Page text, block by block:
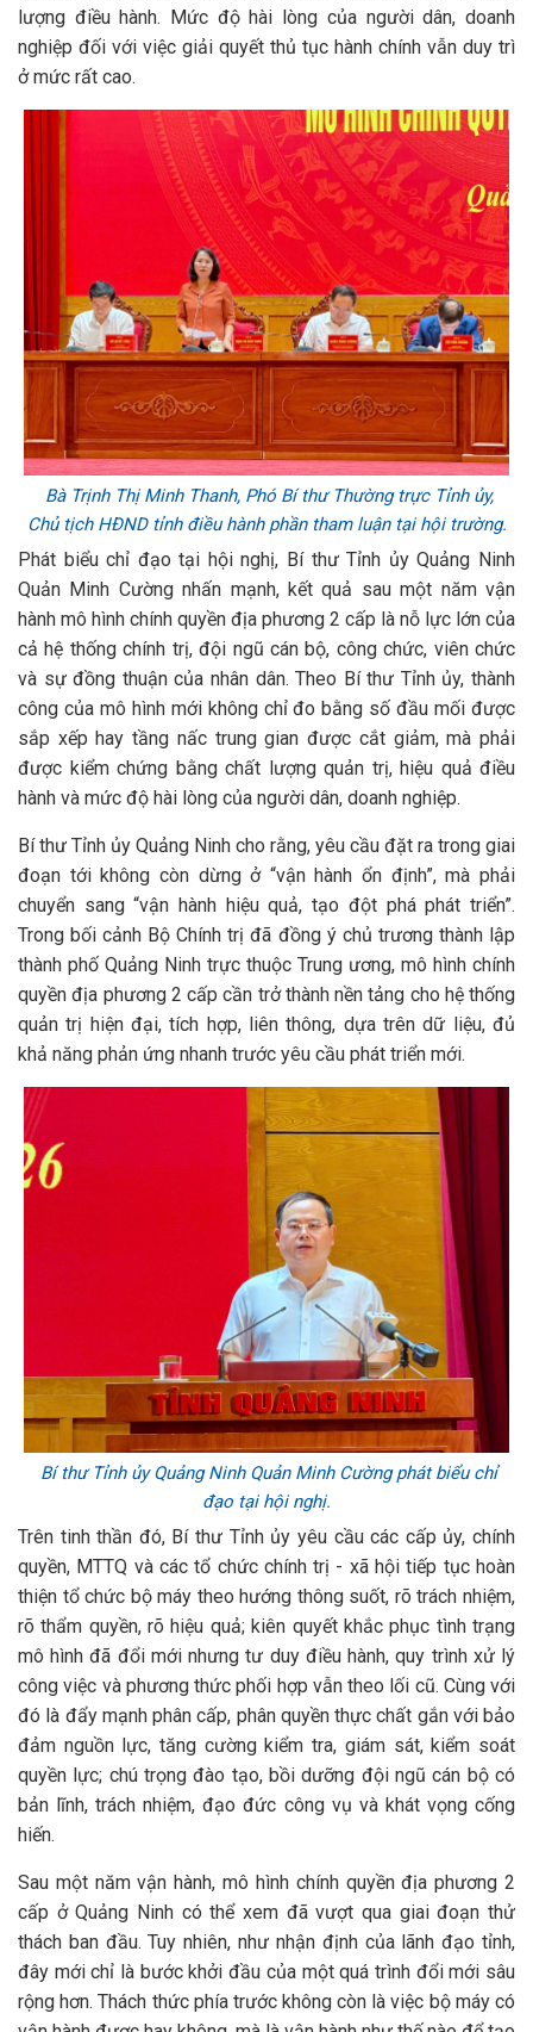
lượng điều hành. Mức độ hài lòng của người dân, doanh
nghiệp đối với việc giải quyết thủ tục hành chính vẫn duy trì
ở mức rất cao.
Bà Trịnh Thị Minh Thanh, Phó Bí thư Thường trực Tỉnh ủy,
Chủ tịch HĐND tỉnh điều hành phần tham luận tại hội trường.
Phát biểu chỉ đạo tại hội nghị, Bí thư Tỉnh ủy Quảng Ninh
Quản Minh Cường nhấn mạnh, kết quả sau một năm vận
hành mô hình chính quyền địa phương 2 cấp là nỗ lực lớn của
cả hệ thống chính trị, đội ngũ cán bộ, công chức, viên chức
và sự đồng thuận của nhân dân. Theo Bí thư Tỉnh ủy, thành
công của mô hình mới không chỉ đo bằng số đầu mối được
sắp xếp hay tầng nấc trung gian được cắt giảm, mà phải
được kiểm chứng bằng chất lượng quản trị, hiệu quả điều
hành và mức độ hài lòng của người dân, doanh nghiệp.
Bí thư Tỉnh ủy Quảng Ninh cho rằng, yêu cầu đặt ra trong giai
đoạn tới không còn dừng ở “vận hành ổn định”, mà phải
chuyển sang “vận hành hiệu quả, tạo đột phá phát triển”.
Trong bối cảnh Bộ Chính trị đã đồng ý chủ trương thành lập
thành phố Quảng Ninh trực thuộc Trung ương, mô hình chính
quyền địa phương 2 cấp cần trở thành nền tảng cho hệ thống
quản trị hiện đại, tích hợp, liên thông, dựa trên dữ liệu, đủ
khả năng phản ứng nhanh trước yêu cầu phát triển mới.
Bí thư Tỉnh ủy Quảng Ninh Quản Minh Cường phát biểu chỉ
đạo tại hội nghị.
Trên tinh thần đó, Bí thư Tỉnh ủy yêu cầu các cấp ủy, chính
quyền, MTTQ và các tổ chức chính trị - xã hội tiếp tục hoàn
thiện tổ chức bộ máy theo hướng thông suốt, rõ trách nhiệm,
rõ thẩm quyền, rõ hiệu quả; kiên quyết khắc phục tình trạng
mô hình đã đổi mới nhưng tư duy điều hành, quy trình xử lý
công việc và phương thức phối hợp vẫn theo lối cũ. Cùng với
đó là đẩy mạnh phân cấp, phân quyền thực chất gắn với bảo
đảm nguồn lực, tăng cường kiểm tra, giám sát, kiểm soát
quyền lực; chú trọng đào tạo, bồi dưỡng đội ngũ cán bộ có
bản lĩnh, trách nhiệm, đạo đức công vụ và khát vọng cống
hiến.
Sau một năm vận hành, mô hình chính quyền địa phương 2
cấp ở Quảng Ninh có thể xem đã vượt qua giai đoạn thử
thách ban đầu. Tuy nhiên, như nhận định của lãnh đạo tỉnh,
đây mới chỉ là bước khởi đầu của một quá trình đổi mới sâu
rộng hơn. Thách thức phía trước không còn là việc bộ máy có